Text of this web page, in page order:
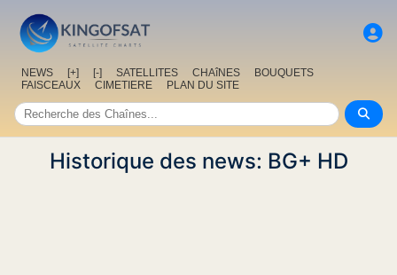
NEWS [+] [-] SATELLITES CHAîNES
BOUQUETS
FAISCEAUX
CIMETIERE PLAN DU SITE
Historique des news: BG+ HD